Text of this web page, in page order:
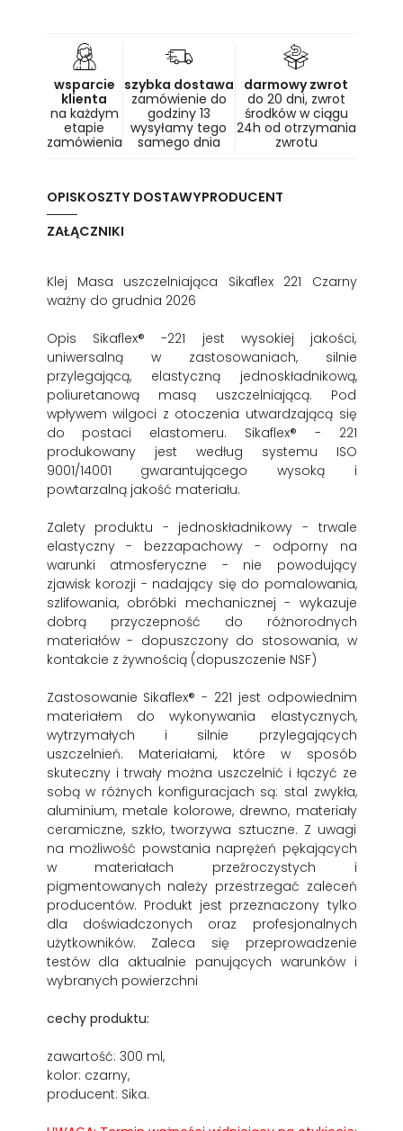
wsparcie
klienta
na każdym
etapie
zamówienia
szybka dostawa
zamówienie do
godziny 13
wysyłamy tego
samego dnia
darmowy zwrot
do 20 dni, zwrot
środków w ciągu
24h od otrzymania
zwrotu
OPISKOSZTY DOSTAWYPRODUCENT
ZAŁĄCZNIKI
Klej Masa uszczelniająca Sikaflex 221 Czarny
ważny do grudnia 2026
Opis Sikaflex® -221 jest wysokiej jakości,
uniwersalną w zastosowaniach, silnie
przylegającą, elastyczną jednoskładnikową,
poliuretanową masą uszczelniającą. Pod
wpływem wilgoci z otoczenia utwardzającą się
do postaci elastomeru. Sikaflex® - 221
produkowany jest według systemu ISO
9001/14001 gwarantującego wysoką i
powtarzalną jakość materiału.
Zalety produktu - jednoskładnikowy - trwale
elastyczny - bezzapachowy - odporny na
warunki atmosferyczne - nie powodujący
zjawisk korozji - nadający się do pomalowania,
szlifowania, obróbki mechanicznej - wykazuje
dobrą przyczepność do różnorodnych
materiałów - dopuszczony do stosowania, w
kontakcie z żywnością (dopuszczenie NSF)
Zastosowanie Sikaflex® - 221 jest odpowiednim
materiałem do wykonywania elastycznych,
wytrzymałych i silnie przylegających
uszczelnień. Materiałami, które w sposób
skuteczny i trwały można uszczelnić i łączyć ze
sobą w różnych konfiguracjach są: stal zwykła,
aluminium, metale kolorowe, drewno, materiały
ceramiczne, szkło, tworzywa sztuczne. Z uwagi
na możliwość powstania naprężeń pękających
w materiałach przeźroczystych i
pigmentowanych należy przestrzegać zaleceń
producentów. Produkt jest przeznaczony tylko
dla doświadczonych oraz profesjonalnych
użytkowników. Zaleca się przeprowadzenie
testów dla aktualnie panujących warunków i
wybranych powierzchni
cechy produktu:
zawartość: 300 ml,
kolor: czarny,
producent: Sika.